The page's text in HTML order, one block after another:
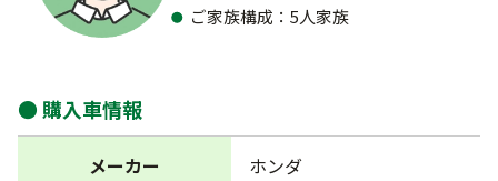
ご家族構成：5人家族
購入車情報
メーカー ホンダ